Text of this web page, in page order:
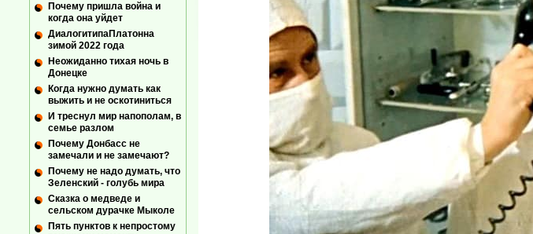
Почему пришла война и
когда она уйдет
ДиалогитипаПлатонна
зимой 2022 года
Неожиданно тихая ночь в
Донецке
Когда нужно думать как
выжить и не оскотиниться
И треснул мир напополам, в
семье разлом
Почему Донбасс не
замечали и не замечают?
Почему не надо думать, что
Зеленский - голубь мира
Сказка о медведе и
сельском дурачке Мыколе
Пять пунктов к непростому